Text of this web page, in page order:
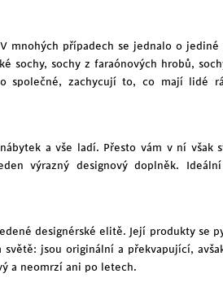
mnohých případech se jednalo o jediné
sochy, sochy z faraónových hrobů,
společné, zachycují to, co mají lidé
a vše ladí. Přesto vám v ní však
výrazný designový doplněk. Ideální
designérské elitě. Její produkty se
jsou originální a překvapující,
a neomrzí ani po letech.